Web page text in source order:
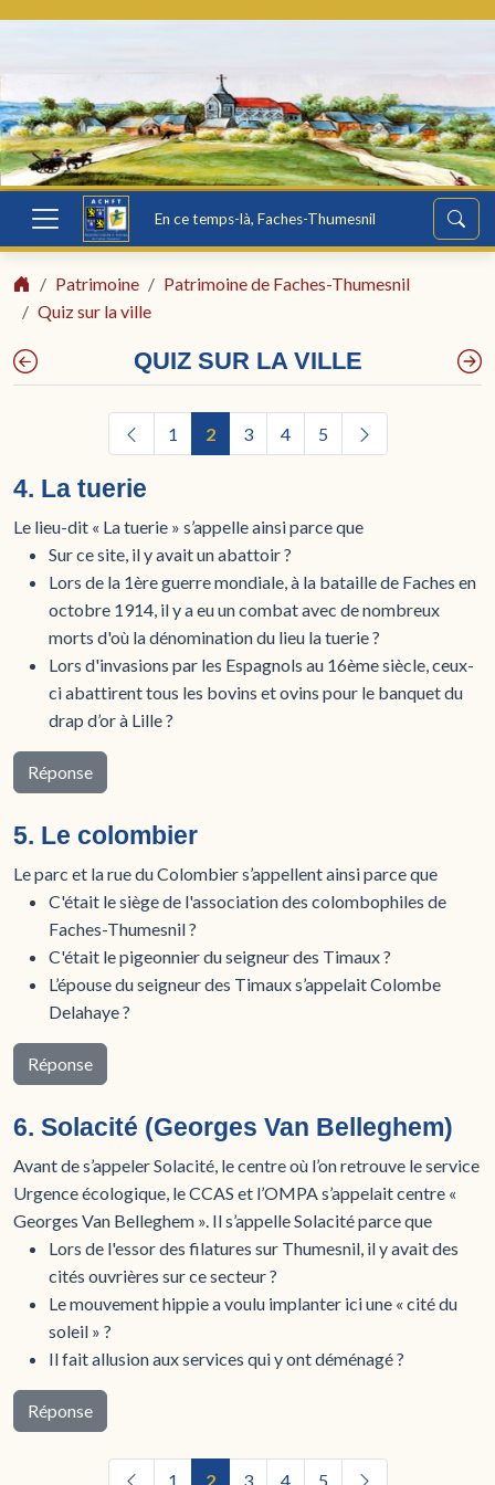
En ce temps-là, Faches-Thumesnil
Patrimoine
Patrimoine de Faches-Thumesnil
Quiz sur la ville
QUIZ SUR LA VILLE
1 2 3 4 5
4. La tuerie
Le lieu-dit « La tuerie » s’appelle ainsi parce que
Sur ce site, il y avait un abattoir ?
Lors de la 1ère guerre mondiale, à la bataille de Faches en
octobre 1914, il y a eu un combat avec de nombreux
morts d'où la dénomination du lieu la tuerie ?
Lors d'invasions par les Espagnols au 16ème siècle, ceux-
ci abattirent tous les bovins et ovins pour le banquet du
drap d’or à Lille ?
Réponse
5. Le colombier
Le parc et la rue du Colombier s’appellent ainsi parce que
C'était le siège de l'association des colombophiles de
Faches-Thumesnil ?
C'était le pigeonnier du seigneur des Timaux ?
L’épouse du seigneur des Timaux s’appelait Colombe
Delahaye ?
Réponse
6. Solacité (Georges Van Belleghem)
Avant de s’appeler Solacité, le centre où l’on retrouve le service
Urgence écologique, le CCAS et l’OMPA s’appelait centre «
Georges Van Belleghem ». Il s’appelle Solacité parce que
Lors de l'essor des filatures sur Thumesnil, il y avait des
cités ouvrières sur ce secteur ?
Le mouvement hippie a voulu implanter ici une « cité du
soleil » ?
Il fait allusion aux services qui y ont déménagé ?
Réponse
1 2 3 4 5